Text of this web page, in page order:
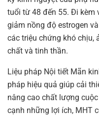
tuổi từ 48 đến 55. Đi kèm
giảm nồng độ estrogen
các triệu chứng khó chịu,
chất và tinh thần.
Liệu pháp Nội tiết Mãn
pháp hiệu quả giúp cải
nâng cao chất lượng
cạnh những lợi ích, MHT